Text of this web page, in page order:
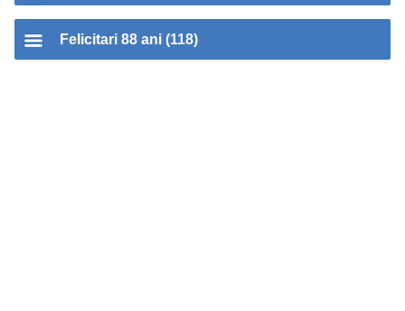
Felicitari 88 ani (118)